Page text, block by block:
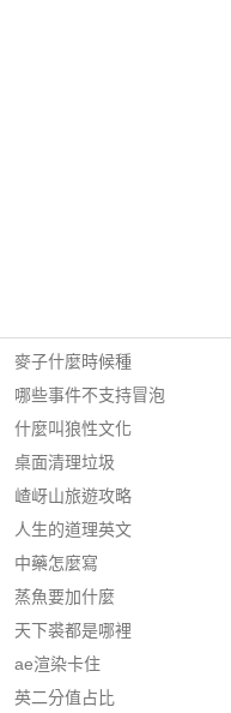
麥子什麼時候種
哪些事件不支持冒泡
什麼叫狼性文化
桌面清理垃圾
嵖岈山旅遊攻略
人生的道理英文
中藥怎麼寫
蒸魚要加什麼
天下裘都是哪裡
ae渲染卡住
英二分值占比